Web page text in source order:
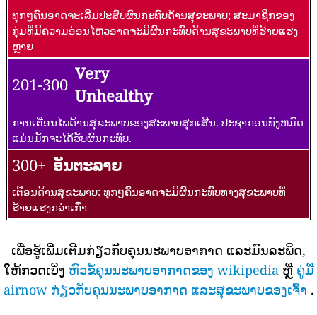
ທຸກໆຄົນອາດຈະເລີ່ມປະສົບຜົນກະທົບດ້ານສຸຂະພາບ; ສະມາຊິກຂອງ
ກຸ່ມທີ່ມີຄວາມອ່ອນໄຫວອາດຈະມີຜົນກະທົບດ້ານສຸຂະພາບທີ່ຮ້າຍແຮງ
ຫຼາຍ
201-300
Very
Unhealthy
ການເຕືອນໄພດ້ານສຸຂະພາບຂອງສະພາບສຸກເສີນ. ປະຊາກອນທັງຫມົດ
ແມ່ນມັກຈະໄດ້ຮັບຜົນກະທົບ.
300+ ອັນຕະລາຍ
ເຕືອນດ້ານສຸຂະພາບ: ທຸກໆຄົນອາດຈະມີຜົນກະທົບທາງສຸຂະພາບທີ່
ຮ້າຍແຮງກວ່າເກົ່າ
ເພື່ອຮູ້ເພີ່ມເຕີມກ່ຽວກັບຄຸນນະພາບອາກາດ ແລະມົນລະພິດ,
ໃຫ້ກວດເບິ່ງ ຫົວຂໍ້ຄຸນນະພາບອາກາດຂອງ wikipediaຫຼື ຄູ່ມື
airnow ກ່ຽວກັບຄຸນນະພາບອາກາດ ແລະສຸຂະພາບຂອງເຈົ້າ .